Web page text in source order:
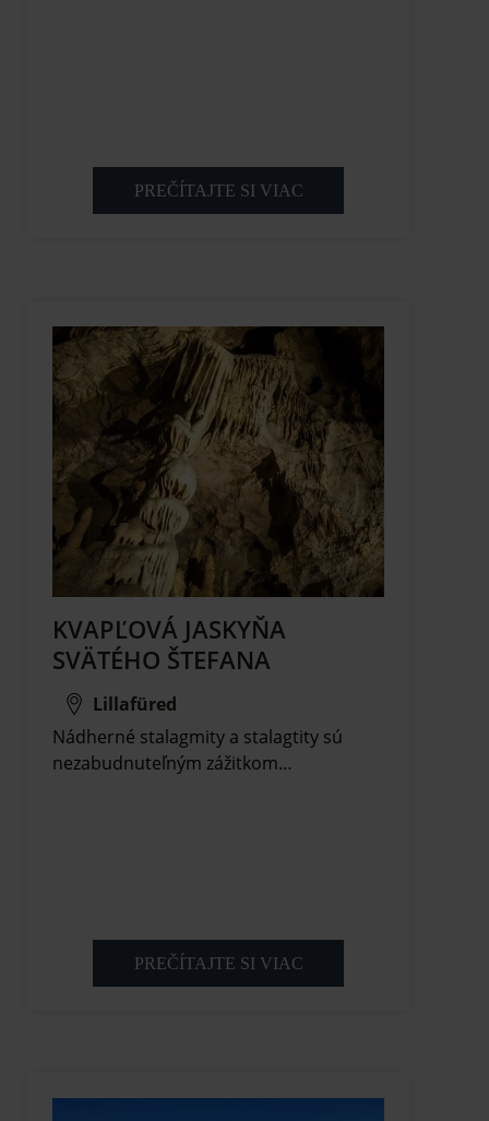
PREČÍTAJTE SI VIAC
KVAPĽOVÁ JASKYŇA
SVÄTÉHO ŠTEFANA
Lillafüred
Nádherné stalagmity a stalagtity sú
nezabudnuteľným zážitkom…
PREČÍTAJTE SI VIAC